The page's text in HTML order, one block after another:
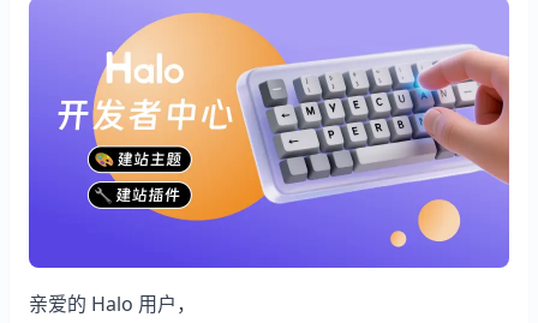
亲爱的 Halo 用户，